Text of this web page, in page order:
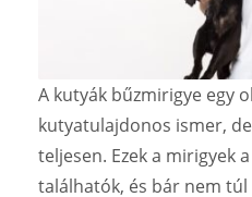
A kutyák bűzmirigye egy
kutyatulajdonos ismer,
teljesen. Ezek a mirigyek
találhatók, és bár nem túl